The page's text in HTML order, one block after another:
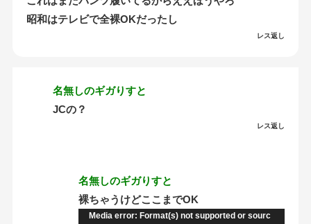
昭和はテレビで全裸OKだったし
レス返し
名無しのギガりすと
JCの？
レス返し
名無しのギガりすと
裸ちゃうけどここまでOK
Media error: Format(s) not supported or sourc